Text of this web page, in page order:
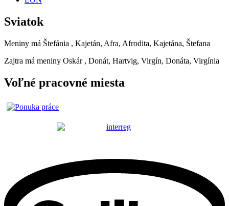
Sviatok
Meniny má Štefánia , Kajetán, Afra, Afrodita, Kajetána, Štefana
Zajtra má meniny Oskár , Donát, Hartvig, Virgín, Donáta, Virgínia
Voľné pracovné miesta